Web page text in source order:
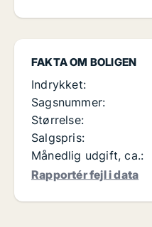
FAKTA OM BOLIGEN
Indrykket:
Sagsnummer:
Størrelse:
Salgspris:
Månedlig udgift, ca.:
Rapportér fejl i data